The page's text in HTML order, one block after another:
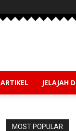
ARTIKEL JELAJAH
MOST POPULAR